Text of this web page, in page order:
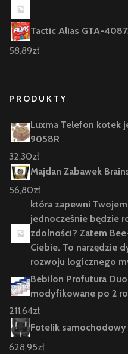
Tactic Alias GTA-
58,89zł
PRODUKTY
Luxma Telefon kotek
9058R
32,30zł
Majdan Zabawek
56,80zł
która zapewni
jednocześnie będzie
zdolności? Zatem
Ciebie. To narzędzie
rozwoju logicznego
Bebilon Profutura
modyfikowane po 2
211,64zł
Fotelik samochodowy
628,95zł